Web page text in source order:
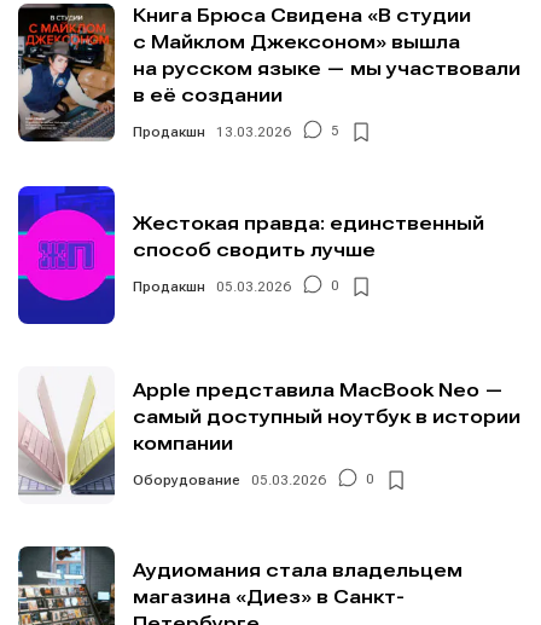
Мы в социальных сетях
О проекте
Редакционная политика (в разработке)
Предложение новостей Помощь проекту
Мы в социальных сетях
О проекте
Редакционная политика (в разработке)
Предложение новостей Помощь проекту
Книга Брюса Свидена «В студии
с Майклом Джексоном» вышла
на русском языке — мы участвовали
в её создании
Продакшн 13.03.2026 5
Жестокая правда: единственный
способ сводить лучше
Продакшн 05.03.2026 0
Apple представила MacBook Neo —
самый доступный ноутбук в истории
компании
Оборудование 05.03.2026 0
Аудиомания стала владельцем
магазина «Диез» в Санкт-